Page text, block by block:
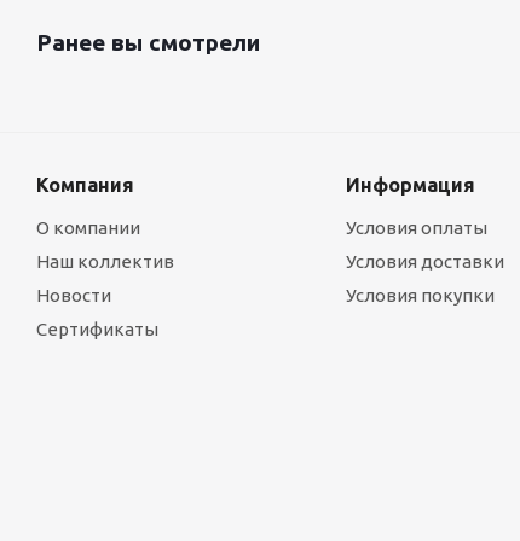
Ранее вы смотрели
Компания
О компании
Наш коллектив
Новости
Сертификаты
Информация
Условия оплаты
Условия доставки
Условия покупки